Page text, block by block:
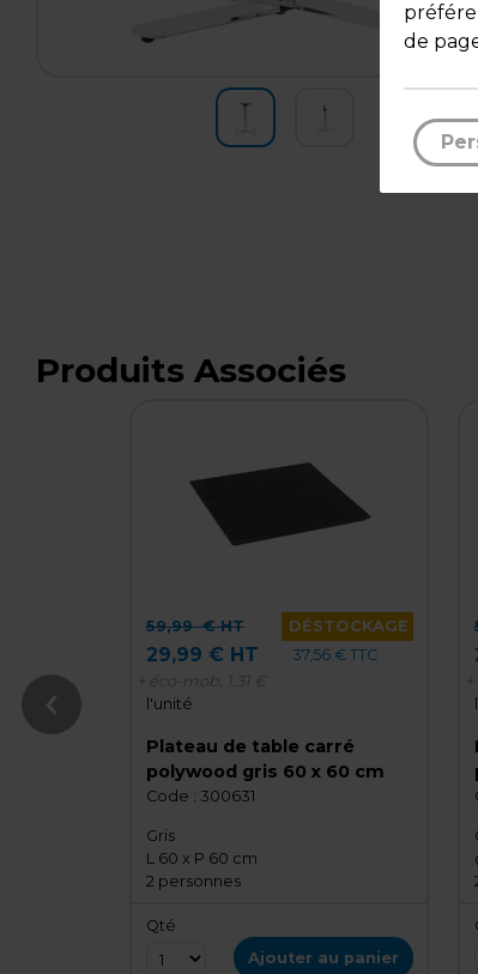
Produits Associés
59,99€ HT DÉSTOCKAGE
29,99 € HT
37,56 € TTC
+ éco-mob.
1,31 €
l'unité
Plateau de table carré
polywood gris 60 x 60 cm
Code : 300631
Gris
L 60 x P 60 cm
2 personnes
Qté
Ajouter au panier
de